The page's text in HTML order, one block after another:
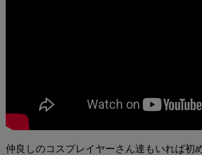
仲良しのコスプレイヤーさん達もいれば初